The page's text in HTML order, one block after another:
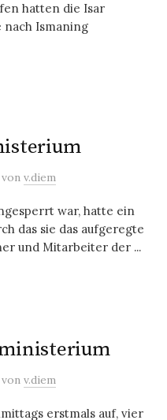
hatten die Isar
Ismaning
von v.diem
war, hatte ein
das sie das aufgeregte
und Mitarbeiter der ...
von v.diem
erstmals auf, vier